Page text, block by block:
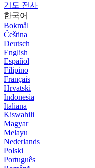
기도 전사
한국어
Bokmål
Čeština
Deutsch
English
Español
Filipino
Français
Hrvatski
Indonesia
Italiana
Kiswahili
Magyar
Melayu
Nederlands
Polski
Português